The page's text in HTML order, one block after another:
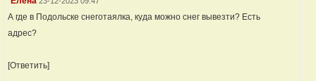
А где в Подольске снеготаялка, куда можно снег вывезти? Есть
адрес?
[Ответить]